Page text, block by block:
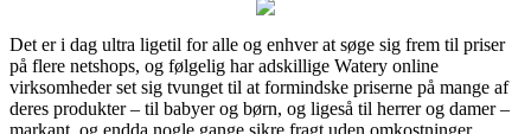
Det er i dag ultra ligetil for alle og enhver at søge sig frem til priser
på flere netshops, og følgelig har adskillige Watery online
virksomheder set sig tvunget til at formindske priserne på mange af
deres produkter – til babyer og børn, og ligeså til herrer og damer –
markant, og endda nogle gange sikre fragt uden omkostninger.